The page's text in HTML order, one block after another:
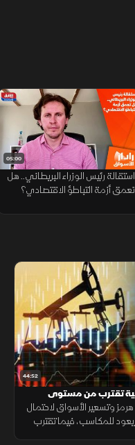
05:00
استقالة رئيس الوزراء البريطاني.. هل
تعمق أزمة التباطؤ الاقتصادي؟
44:52
العالمية تقترب من مستوى
مفاوضات هرمز وتسعير الأسواق لاحتمال
يعود للمكاسب، فيما تقترب